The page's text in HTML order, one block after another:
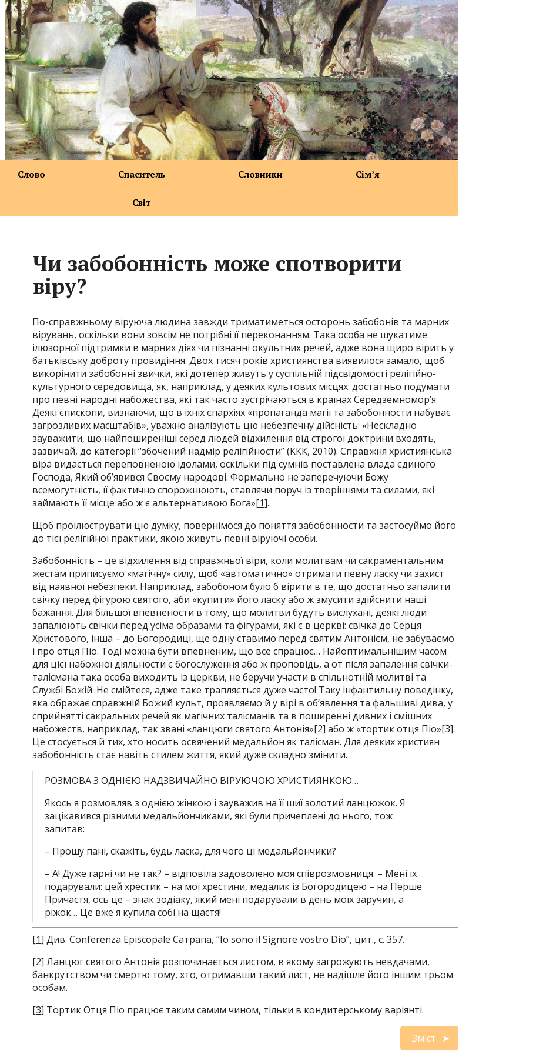
Слово Спаситель Словники Сім’я
Світ
Чи забобонність може спотворити
віру?
По-справжньому віруюча людина завжди триматиметься осторонь забобонів та марних
вірувань, оскільки вони зовсім не потрібні її переконанням. Така особа не шукатиме
ілюзорної підтримки в марних діях чи пізнанні окультних речей, адже вона щиро вірить у
батьківську доброту провидіння. Двох тисяч років християнства виявилося замало, щоб
викорінити забобонні звички, які дотепер живуть у суспільній підсвідомості релігійно-
культурного середовища, як, наприклад, у деяких культових місцях: достатньо подумати
про певні народні набожества, які так часто зустрічаються в країнах Середземномор’я.
Деякі єпископи, визнаючи, що в їхніх єпархіях «пропаганда магії та забобонности набуває
загрозливих масштабів», уважно аналізують цю небезпечну дійсність: «Нескладно
зауважити, що найпоширеніші серед людей відхилення від строгої доктрини входять,
зазвичай, до категорії “збочений надмір релігійности” (ККК, 2010). Справжня християнська
віра видається переповненою ідолами, оскільки під сумнів поставлена влада єдиного
Господа, Який об’явився Своєму народові. Формально не заперечуючи Божу
всемогутність, її фактично спорожнюють, ставлячи поруч із творіннями та силами, які
займають її місце або ж є альтернативою Бога»[1].
Щоб проілюструвати цю думку, повернімося до поняття забобонности та застосуймо його
до тієї релігійної практики, якою живуть певні віруючі особи.
Забобонність – це відхилення від справжньої віри, коли молитвам чи сакраментальним
жестам приписуємо «магічну» силу, щоб «автоматично» отримати певну ласку чи захист
від наявної небезпеки. Наприклад, забобоном було б вірити в те, що достатньо запалити
свічку перед фігурою святого, аби «купити» його ласку або ж змусити здійснити наші
бажання. Для більшої впевнености в тому, що молитви будуть вислухані, деякі люди
запалюють свічки перед усіма образами та фігурами, які є в церкві: свічка до Серця
Христового, інша – до Богородиці, ще одну ставимо перед святим Антонієм, не забуваємо
і про отця Піо. Тоді можна бути впевненим, що все спрацює… Найоптимальнішим часом
для цієї набожної діяльности є богослуження або ж проповідь, а от після запалення свічки-
талісмана така особа виходить із церкви, не беручи участи в спільнотній молитві та
Службі Божій. Не смійтеся, адже таке трапляється дуже часто! Таку інфантильну поведінку,
яка ображає справжній Божий культ, проявляємо й у вірі в об’явлення та фальшиві дива, у
сприйнятті сакральних речей як магічних талісманів та в поширенні дивних і смішних
набожеств, наприклад, так звані «ланцюги святого Антонія»[2] або ж «тортик отця Піо»[3].
Це стосується й тих, хто носить освячений медальйон як талісман. Для деяких християн
забобонність стає навіть стилем життя, який дуже складно змінити.
РОЗМОВА З ОДНІЄЮ НАДЗВИЧАЙНО ВІРУЮЧОЮ ХРИСТИЯНКОЮ…
Якось я розмовляв з однією жінкою і зауважив на її шиї золотий ланцюжок. Я
зацікавився різними медальйончиками, які були причеплені до нього, тож
запитав:
– Прошу пані, скажіть, будь ласка, для чого ці медальйончики?
– А! Дуже гарні чи не так? – відповіла задоволено моя співрозмовниця. – Мені їх
подарували: цей хрестик – на мої хрестини, медалик із Богородицею – на Перше
Причастя, ось це – знак зодіаку, який мені подарували в день моїх заручин, а
ріжок… Це вже я купила собі на щастя!
[1] Див. Conferenza Episcopale Сатрапа, “Іо sono il Signore vostro Dio”, цит., с. 357.
[2] Ланцюг святого Антонія розпочинається листом, в якому загрожують невдачами,
банкрутством чи смертю тому, хто, отримавши такий лист, не надішле його іншим трьом
особам.
[3] Тортик Отця Піо працює таким самим чином, тільки в кондитерському варіянті.
Зміст